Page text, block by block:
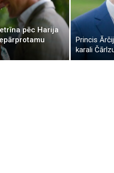
pēc Harija
Princis
karali